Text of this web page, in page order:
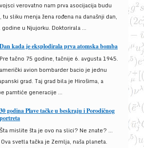
vojsci verovatno nam prva asocijacija budu
tu sliku menja žena rođena na današnji dan,
u Njujorku. Doktorirala ...
Dan kada je eksplodirala prva atomska bomba
Pre tačno 75 godine, tačnije 6. avgusta 1945.
američki avion bombarder bacio je jednu
grad. Taj grad bila je Hirošima, a
pamtiće generacije ...
30 godina Plave tačke u beskraju i Porodičnog
portreta
Šta mislite šta je ovo na slici? Ne znate? …
Ova svetla tačka je Zemlja, naša planeta.